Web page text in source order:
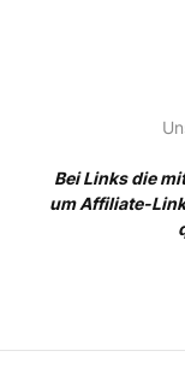
Bei Links die
um Affiliate-